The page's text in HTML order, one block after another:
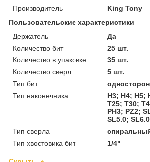
Производитель
King Tony
Пользовательские характеристики
Держатель
Да
Количество бит
25 шт.
Количество в упаковке
35 шт.
Количество сверл
5 шт.
Тип бит
Тип наконечника
H3; H4; H5;
T25; T30;
PH3; PZ2;
SL5.0; SL6.0
Тип сверла
Тип хвостовика бит
1/4"